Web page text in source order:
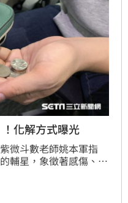
化解方式曝光
微斗數老師姚本軍指
輔星，象徵著感傷、波
讓人對某些領域產生情